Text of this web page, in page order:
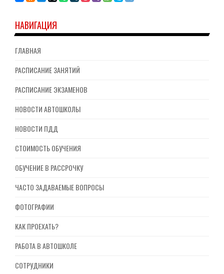
НАВИГАЦИЯ
ГЛАВНАЯ
РАСПИСАНИЕ ЗАНЯТИЙ
РАСПИСАНИЕ ЭКЗАМЕНОВ
НОВОСТИ АВТОШКОЛЫ
НОВОСТИ ПДД
СТОИМОСТЬ ОБУЧЕНИЯ
ОБУЧЕНИЕ В РАССРОЧКУ
ЧАСТО ЗАДАВАЕМЫЕ ВОПРОСЫ
ФОТОГРАФИИ
КАК ПРОЕХАТЬ?
РАБОТА В АВТОШКОЛЕ
СОТРУДНИКИ